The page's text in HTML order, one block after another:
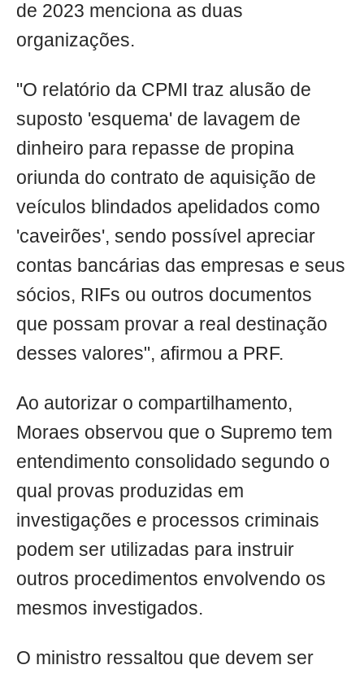
de 2023 menciona as duas
organizações.
"O relatório da CPMI traz alusão de
suposto 'esquema' de lavagem de
dinheiro para repasse de propina
oriunda do contrato de aquisição de
veículos blindados apelidados como
'caveirões', sendo possível apreciar
contas bancárias das empresas e seus
sócios, RIFs ou outros documentos
que possam provar a real destinação
desses valores", afirmou a PRF.
Ao autorizar o compartilhamento,
Moraes observou que o Supremo tem
entendimento consolidado segundo o
qual provas produzidas em
investigações e processos criminais
podem ser utilizadas para instruir
outros procedimentos envolvendo os
mesmos investigados.
O ministro ressaltou que devem ser